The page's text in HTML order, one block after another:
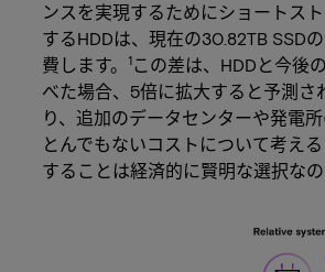
ンスを実現するためにショートス
するHDDは、現在の30.82TB SSD
費します。
1この差は、HDDと今後
べた場合、5倍に拡大すると予測さ
り、追加のデータセンターや発電
とんでもないコストについて考え
することは経済的に賢明な選択なの